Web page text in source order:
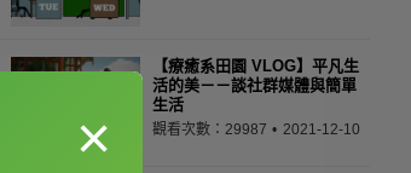
【療癒系田園 VLOG】平凡生
活的美－－談社群媒體與簡單
生活
觀看次數：29987 2021-12-10
×